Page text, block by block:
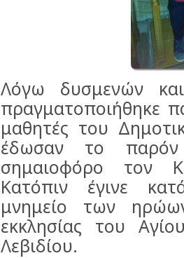
Λόγω δυσμενών
πραγματοποιήθηκε
μαθητές του
έδωσαν το
σημαιοφόρο τον
Κατόπιν έγινε
μνημείο των
εκκλησίας του
Λεβιδίου.